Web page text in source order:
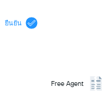
ยืนยัน
Free Agent